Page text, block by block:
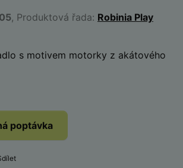
, Produktová řada: Robinia Play
s motivem motorky z akátového
poptávka